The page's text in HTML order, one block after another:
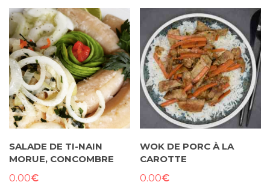
SALADE DE TI-NAIN
MORUE, CONCOMBRE
0.00€
WOK DE PORC À LA
CAROTTE
0.00€